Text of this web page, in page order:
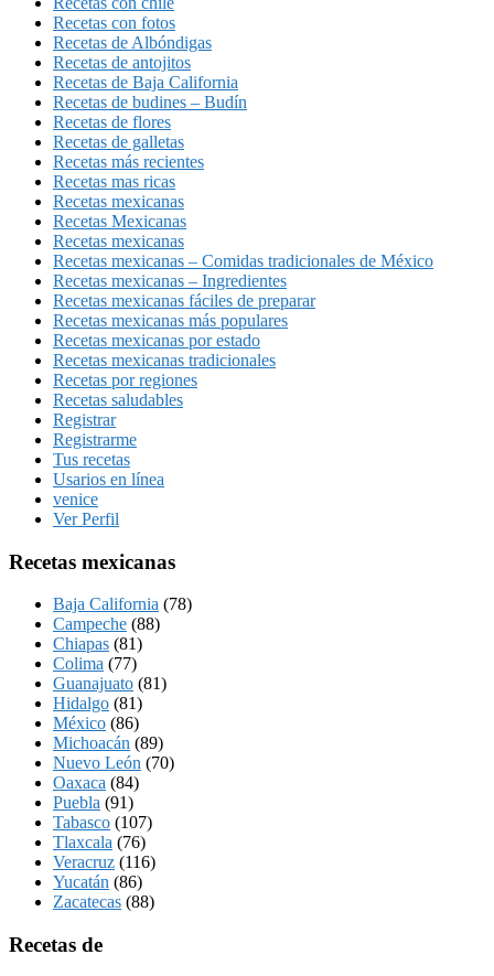
Recetas con fotos
Recetas de Albóndigas
Recetas de antojitos
Recetas de Baja California
Recetas de budines – Budín
Recetas de flores
Recetas de galletas
Recetas más recientes
Recetas mas ricas
Recetas mexicanas
Recetas Mexicanas
Recetas mexicanas
Recetas mexicanas – Comidas tradicionales de México
Recetas mexicanas – Ingredientes
Recetas mexicanas fáciles de preparar
Recetas mexicanas más populares
Recetas mexicanas por estado
Recetas mexicanas tradicionales
Recetas por regiones
Recetas saludables
Registrar
Registrarme
Tus recetas
Usarios en línea
venice
Ver Perfil
Recetas mexicanas
Baja California (78)
Campeche (88)
Chiapas (81)
Colima (77)
Guanajuato (81)
Hidalgo (81)
México (86)
Michoacán (89)
Nuevo León (70)
Oaxaca (84)
Puebla (91)
Tabasco (107)
Tlaxcala (76)
Veracruz (116)
Yucatán (86)
Zacatecas (88)
Recetas de